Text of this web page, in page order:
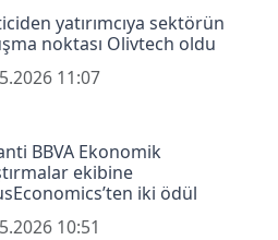
yatırımcıya sektörün
noktası Olivtech oldu
11:07
BBVA Ekonomik
ekibine
iki ödül
10:51